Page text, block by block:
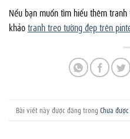
Nếu bạn muốn tìm hiểu thêm
khảotranh treo tường đẹp trên
Bài viết này được đăng trong Chưa